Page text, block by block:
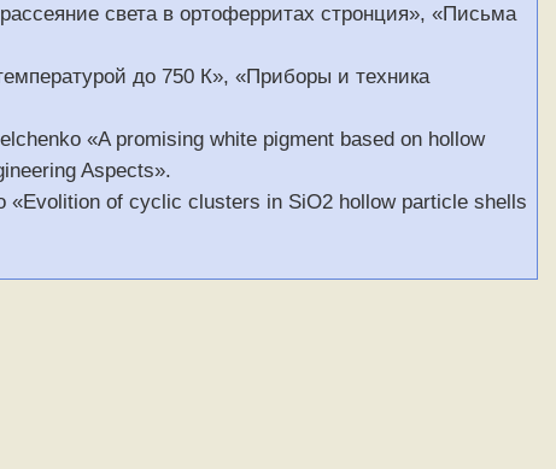
света в ортоферритах стронция», «Письма
до 750 К», «Приборы и техника
«A promising white pigment based on hollow
Aspects».
of cyclic clusters in SiO2 hollow particle shells